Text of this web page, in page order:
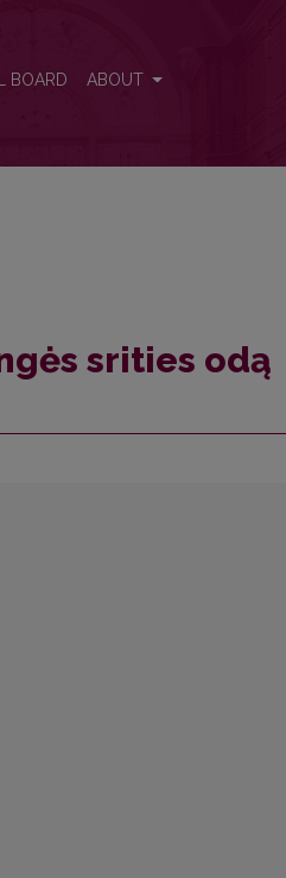
BOARD ABOUT
srities odą